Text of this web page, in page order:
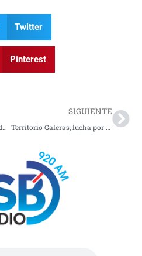
Twitter
Pinterest
Licenciamiento de 51 soldados de reserva
SIGUIENTE
Territorio Galeras, lucha por sus derechos